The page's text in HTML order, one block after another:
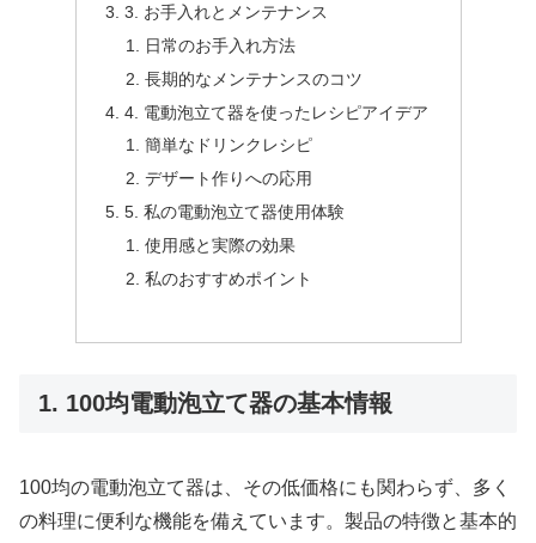
3. お手入れとメンテナンス
日常のお手入れ方法
長期的なメンテナンスのコツ
4. 電動泡立て器を使ったレシピアイデア
簡単なドリンクレシピ
デザート作りへの応用
5. 私の電動泡立て器使用体験
使用感と実際の効果
私のおすすめポイント
1. 100均電動泡立て器の基本情報
100均の電動泡立て器は、その低価格にも関わらず、多く
の料理に便利な機能を備えています。製品の特徴と基本的